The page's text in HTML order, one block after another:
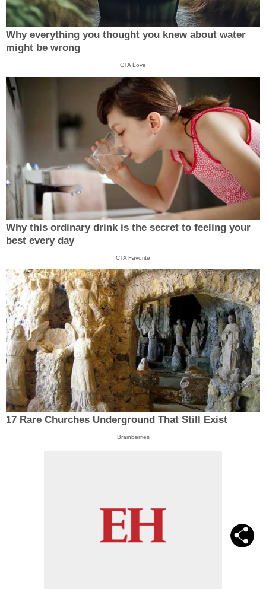
Why everything you thought you knew about water
might be wrong
CTA Love
Why this ordinary drink is the secret to feeling your
best every day
CTA Favorite
17 Rare Churches Underground That Still Exist
Brainberries